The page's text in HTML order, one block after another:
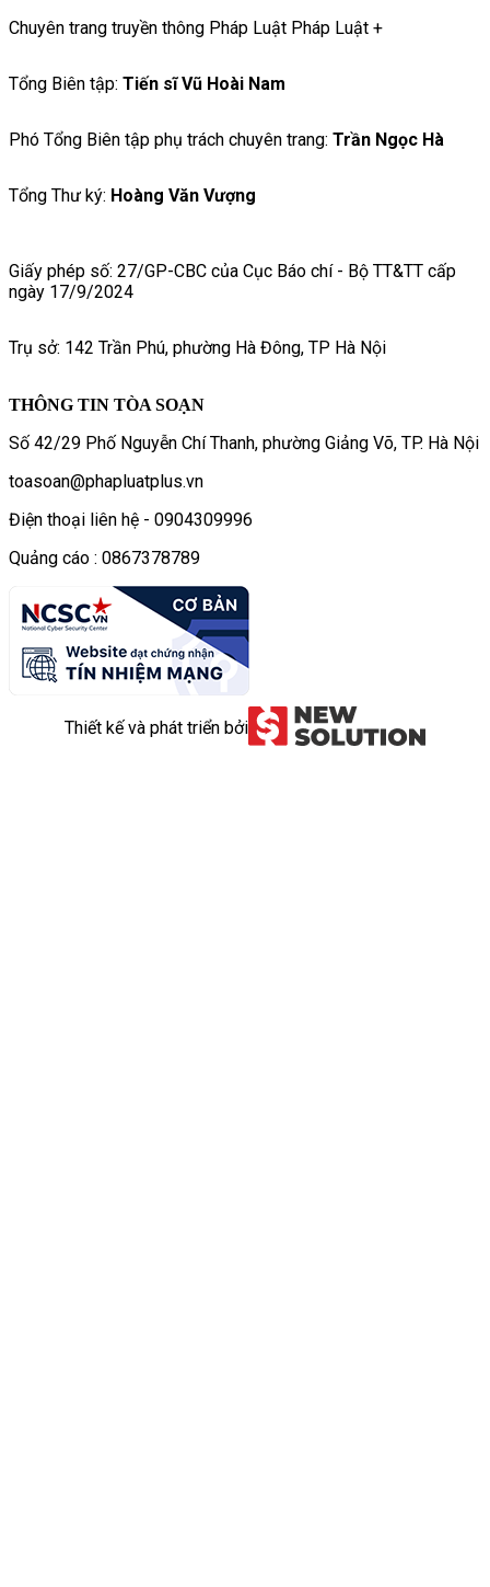
Chuyên trang truyền thông Pháp Luật Pháp Luật +
Tổng Biên tập: Tiến sĩ Vũ Hoài Nam
Phó Tổng Biên tập phụ trách chuyên trang: Trần Ngọc Hà
Tổng Thư ký: Hoàng Văn Vượng
Giấy phép số: 27/GP-CBC của Cục Báo chí - Bộ TT&TT cấp
ngày 17/9/2024
Trụ sở: 142 Trần Phú, phường Hà Đông, TP Hà Nội
THÔNG TIN TÒA SOẠN
Số 42/29 Phố Nguyễn Chí Thanh, phường Giảng Võ, TP. Hà Nội
toasoan@phapluatplus.vn
Điện thoại liên hệ - 0904309996
Quảng cáo : 0867378789
Thiết kế và phát triển bởi